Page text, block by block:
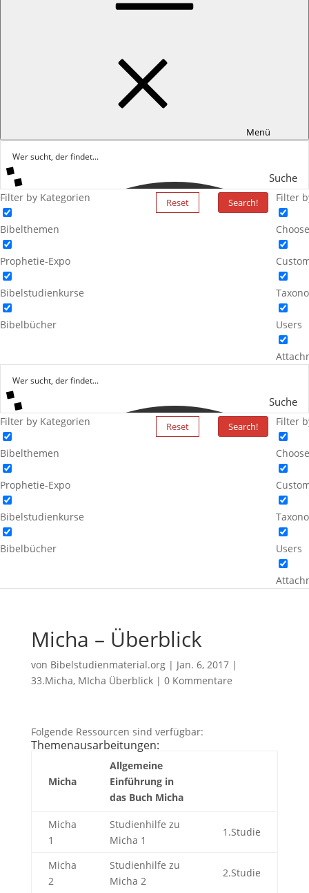
Menü
Suche
Filter by Kategorien
Bibelthemen
Prophetie-Expo
Bibelstudienkurse
Bibelbücher
Reset Search! Filter
Users
Suche
Filter by Kategorien
Bibelthemen
Prophetie-Expo
Bibelstudienkurse
Bibelbücher
Reset Search! Filter
Users
Micha – Überblick
von Bibelstudienmaterial.org| Jan. 6, 2017|
33.Micha, MIcha Überblick| 0 Kommentare
Folgende Ressourcen sind verfügbar:
Themenausarbeitungen:
Micha
Allgemeine
Einführung in
das Buch Micha
Micha
1
Studienhilfe zu
Micha 1
1.Studie
Micha
2
Studienhilfe zu
Micha 2
2.Studie